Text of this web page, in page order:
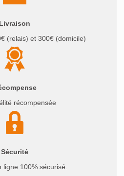
Livraison
(relais) et 300€ (domicile)
récompensée
Sécurité
ligne 100% sécurisé.